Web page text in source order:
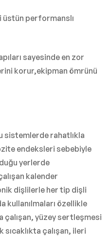
üstün performanslı
sayesinde en zor
korur,ekipman ömrünü
sistemlerde rahatlıkla
endeksleri sebebiyle
yerlerde
kalender
dişlilerle her tip dişli
kullanılmaları özellikle
çalışan, yüzey sertleşmesi
sıcaklıkta çalışan, ileri